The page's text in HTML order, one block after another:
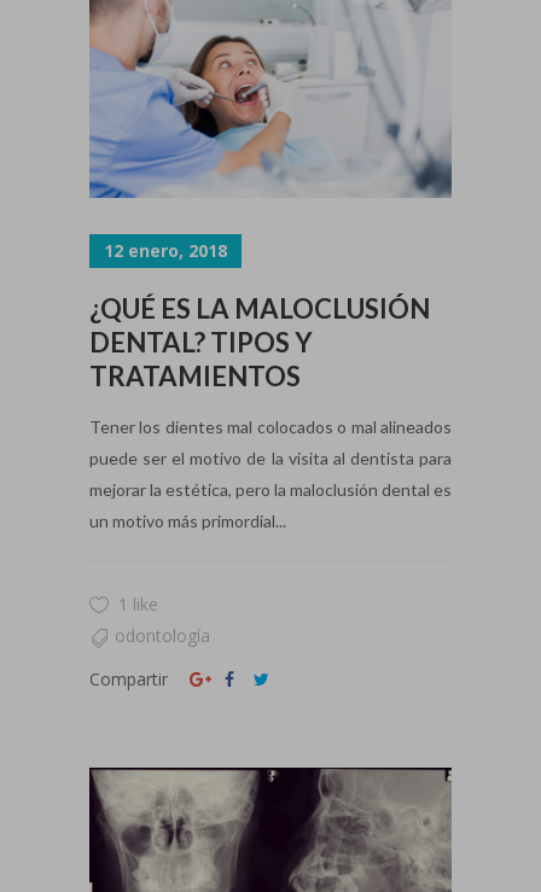
12 enero, 2018
¿QUÉ ES LA MALOCLUSIÓN
DENTAL? TIPOS Y
TRATAMIENTOS
Tener los dientes mal colocados o mal alineados
puede ser el motivo de la visita al dentista para
mejorar la estética, pero la maloclusión dental es
un motivo más primordial...
1 like
odontología
Compartir